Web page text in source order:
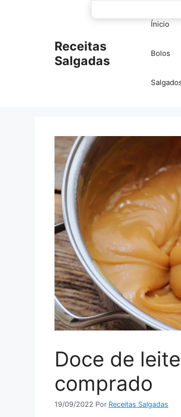
Receitas
Salgadas
Ínicio
Bolos
Doce de
comprado
19/09/2022 Por Receitas Salgadas